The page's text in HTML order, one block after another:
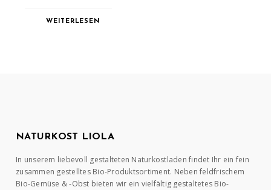
WEITERLESEN
NATURKOST LIOLA
In unserem liebevoll gestalteten Naturkostladen findet Ihr ein fein
zusammen gestelltes Bio-Produktsortiment. Neben feldfrischem
Bio-Gemüse & -Obst bieten wir ein vielfältig gestaltetes Bio-